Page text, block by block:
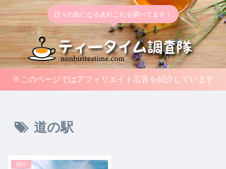
日々の気になるあれこれを調べてます！
※このページではアフィリエイト広告を紹介しています
道の駅
旅行